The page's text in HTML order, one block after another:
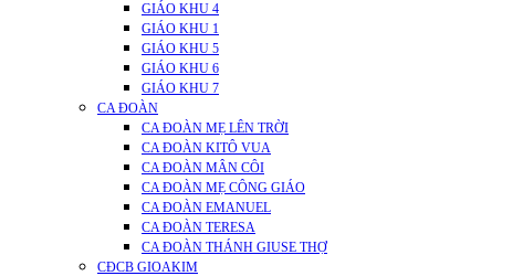
GIÁO KHU 4
GIÁO KHU 1
GIÁO KHU 5
GIÁO KHU 6
GIÁO KHU 7
CA ĐOÀN
CA ĐOÀN MẸ LÊN TRỜI
CA ĐOÀN KITÔ VUA
CA ĐOÀN MÂN CÔI
CA ĐOÀN MẸ CÔNG GIÁO
CA ĐOÀN EMANUEL
CA ĐOÀN TERESA
CA ĐOÀN THÁNH GIUSE THỢ
CĐCB GIOAKIM